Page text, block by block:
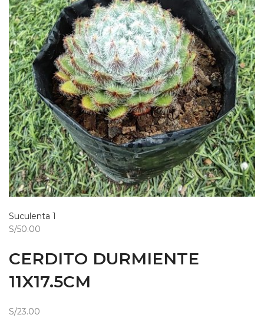
Suculenta 1
S/50.00
CERDITO DURMIENTE
11X17.5CM
S/23.00